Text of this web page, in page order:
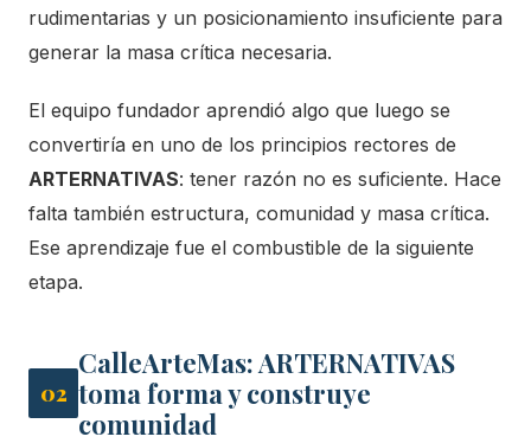
rudimentarias y un posicionamiento insuficiente para
generar la masa crítica necesaria.
El equipo fundador aprendió algo que luego se
convertiría en uno de los principios rectores de
ARTERNATIVAS: tener razón no es suficiente. Hace
falta también estructura, comunidad y masa crítica.
Ese aprendizaje fue el combustible de la siguiente
etapa.
02
CalleArteMas: ARTERNATIVAS
toma forma y construye
comunidad